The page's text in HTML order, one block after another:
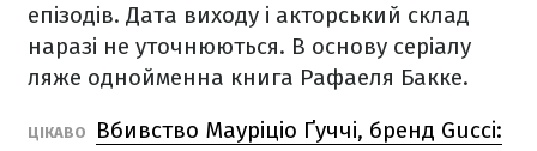
епізодів. Дата виходу і акторський склад
наразі не уточнюються. В основу серіалу
ляже однойменна книга Рафаеля Бакке.
ЦІКАВО
Вбивство Мауріціо Ґуччі, бренд Gucci: